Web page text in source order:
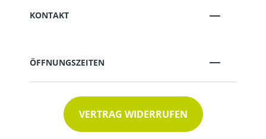
KONTAKT
ÖFFNUNGSZEITEN
VERTRAG WIDERRUFEN